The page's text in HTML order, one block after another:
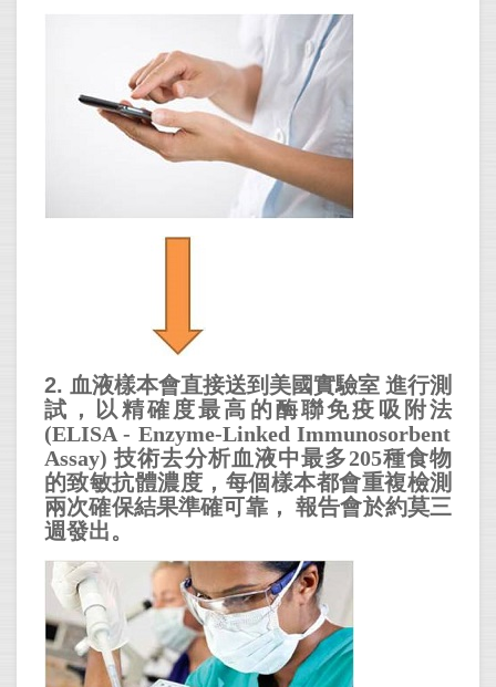
2. 血液樣本會直接送到美國實驗室進行測
試，以精確度最高的酶聯免疫吸附法
(ELISA - Enzyme-Linked Immunosorbent
Assay)技術去分析血液中最多205種食物
的致敏抗體濃度，每個樣本都會重複檢測
兩次確保結果準確可靠， 報告會於約莫三
週發出。